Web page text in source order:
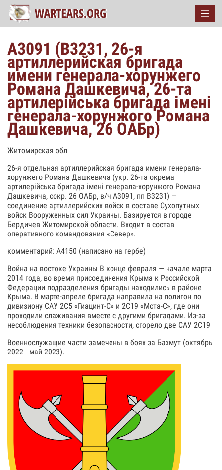
А3091 (В3231, 26-я
артиллерийская бригада
имени генерала-хорунжего
Романа Дашкевича, 26-та
артилерійська бригада імені
генерала-хорунжого Романа
Дашкевича, 26 ОАБр)
Житомирская обл
26-я отдельная артиллерийская бригада имени генерала-
хорунжего Романа Дашкевича (укр. 26-та окрема
артилерійська бригада імені генерала-хорунжого Романа
Дашкевича, сокр. 26 ОАБр, в/ч А3091, пп В3231) —
соединение артиллерийских войск в составе Сухопутных
войск Вооруженных сил Украины. Базируется в городе
Бердичев Житомирской области. Входит в состав
оперативного командования «Север».
комментарий: А4150 (написано на гербе)
Война на востоке Украины В конце февраля — начале марта
2014 года, во время присоединения Крыма к Российской
Федерации подразделения бригады находились в районе
Крыма. В марте-апреле бригада направила на полигон по
дивизиону САУ 2С5 «Гиацинт-С» и 2С19 «Мста-С», где они
проходили слаживания вместе с другими бригадами. Из-за
несоблюдения техники безопасности, сгорело две САУ 2С19
Военнослужащие части замечены в боях за Бахмут (октябрь
2022 - май 2023).